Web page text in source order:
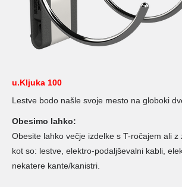
u.Kljuka 100
Lestve bodo našle svoje mesto na globoki
Obesimo lahko:
Obesite lahko večje izdelke s T-ročajem ali z
kot so: lestve, elektro-podaljševalni kabli,
nekatere kante/kanistri.